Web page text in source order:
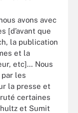
avons avec
[d’avant que
la publication
et la
etc]… Nous
les
la presse et
certaines
et Sumit